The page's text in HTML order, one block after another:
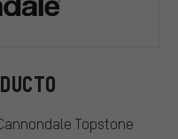
Topstone
Cannondale